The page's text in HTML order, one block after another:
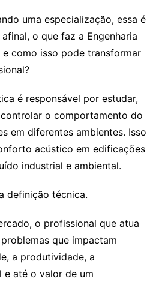
uma especialização, essa é
o que faz a Engenharia
como isso pode transformar
é responsável por estudar,
o comportamento do
em diferentes ambientes. Isso
acústico em edificações
industrial e ambiental.
definição técnica.
o profissional que atua
que impactam
a produtividade, a
e até o valor de um